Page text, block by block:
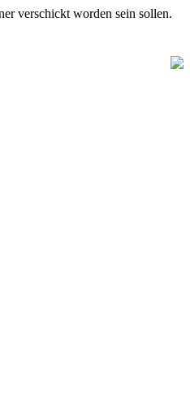
verschickt worden sein sollen.